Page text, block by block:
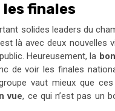
les finales
solides leaders du
là avec deux
Heureusement, la
de voir les finales
vaut mieux que
vue, ce qui n’est pas un